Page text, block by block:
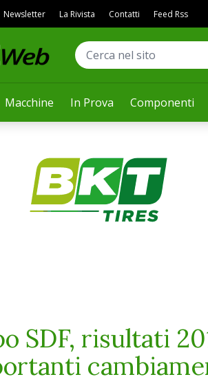
Macchine In Prova Componenti
Newsletter La Rivista Contatti Feed Rss
SDF, risultati